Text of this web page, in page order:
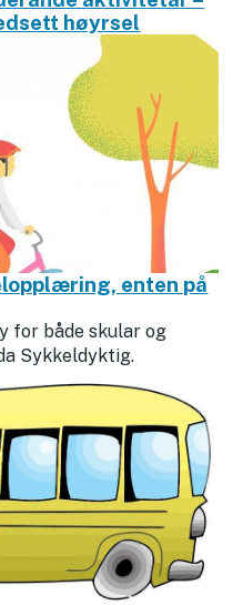
høyrsel
enten på
for både skular og
Sykkeldyktig.